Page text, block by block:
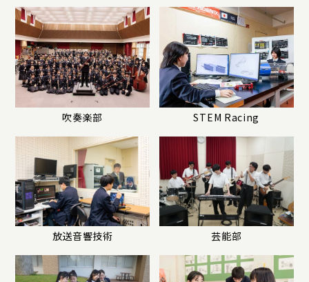
吹奏楽部 STEM Racing
放送音響技術 芸能部